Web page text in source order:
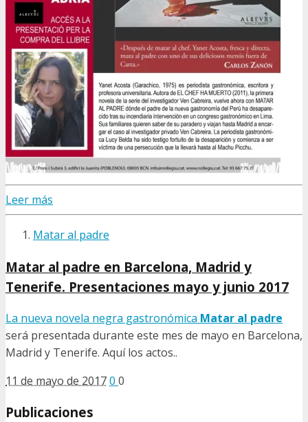
Leer más
Matar al padre
Matar al padre en Barcelona, Madrid y
Tenerife. Presentaciones mayo y junio 2017
La nueva novela negra gastronómica Matar al padre
será presentada durante este mes de mayo en Barcelona,
Madrid y Tenerife. Aquí los actos..
11 de mayo de 20170 0
Publicaciones